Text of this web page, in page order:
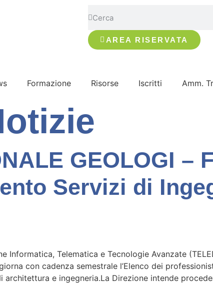
AREA RISERVATA
Formazione Risorse Iscritti Amm.
GEOLOGI –
Servizi di
Informatica, Telematica e Tecnologie Avanzate
con cadenza semestrale l’Elenco dei
architettura e ingegneria.La Direzione intende